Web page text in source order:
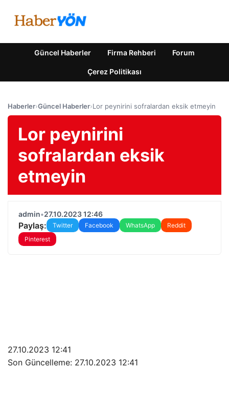
Güncel Haberler Firma Rehberi Forum
Çerez Politikası
Haberler›Güncel Haberler›Lor peynirini sofralardan eksik etmeyin
Lor peynirini
sofralardan eksik
etmeyin
admin•27.10.2023 12:46
Paylaş: Twitter Facebook WhatsApp
Reddit
Pinterest
27.10.2023 12:41
Son Güncelleme: 27.10.2023 12:41